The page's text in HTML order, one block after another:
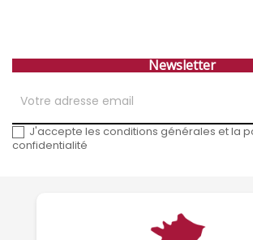
Newsletter
J'accepte les conditions générales et la
confidentialité